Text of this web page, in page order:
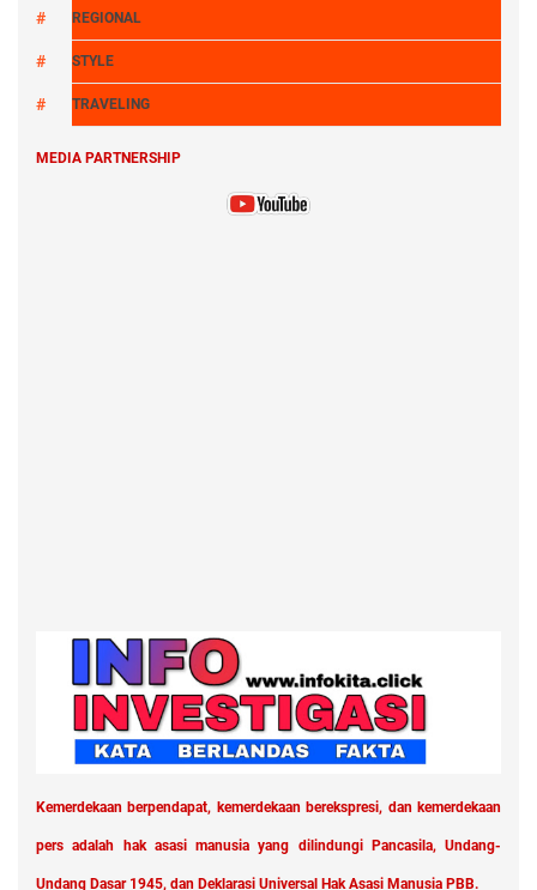
REGIONAL
STYLE
TRAVELING
MEDIA PARTNERSHIP
Kemerdekaan berpendapat, kemerdekaan berekspresi, dan kemerdekaan
pers adalah hak asasi manusia yang dilindungi Pancasila, Undang-
Undang Dasar 1945, dan Deklarasi Universal Hak Asasi Manusia PBB.